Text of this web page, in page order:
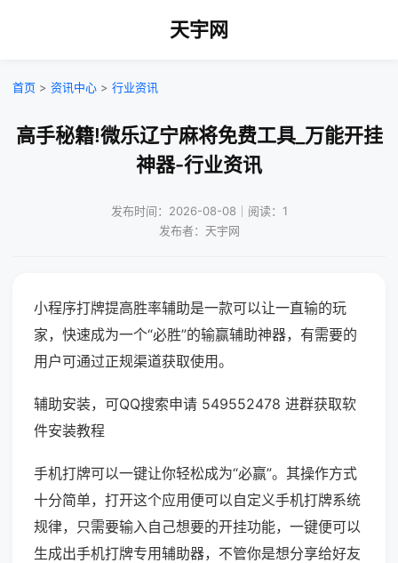
天宇网
首页 > 资讯中心 > 行业资讯
高手秘籍!微乐辽宁麻将免费工具_万能开挂
神器-行业资讯
发布时间：2026-08-08｜阅读：1
发布者：天宇网
小程序打牌提高胜率辅助是一款可以让一直输的玩
家，快速成为一个“必胜”的输赢辅助神器，有需要的
用户可通过正规渠道获取使用。
辅助安装，可QQ搜索申请 549552478 进群获取软
件安装教程
手机打牌可以一键让你轻松成为“必赢”。其操作方式
十分简单，打开这个应用便可以自定义手机打牌系统
规律，只需要输入自己想要的开挂功能，一键便可以
生成出手机打牌专用辅助器，不管你是想分享给好友